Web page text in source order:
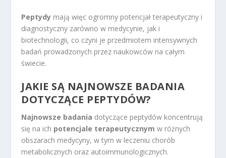
Peptydy mają więc ogromny potencjał terapeutyczny i
diagnostyczny zarówno w medycynie, jak i
biotechnologii, co czyni je przedmiotem intensywnych
badań prowadzonych przez naukowców na całym
świecie.
JAKIE SĄ NAJNOWSZE BADANIA
DOTYCZĄCE PEPTYDÓW?
Najnowsze badania dotyczące peptydów koncentrują
się na ich potencjale terapeutycznym w różnych
obszarach medycyny, w tym w leczeniu chorób
metabolicznych oraz autoimmunologicznych.